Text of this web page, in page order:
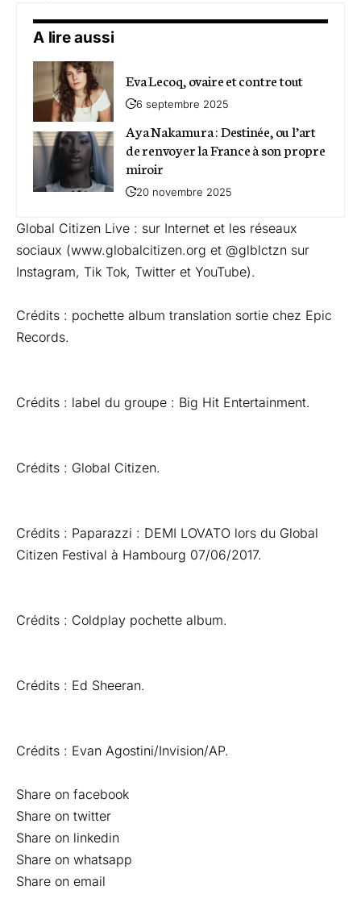
A lire aussi
Eva Lecoq, ovaire et contre tout
6 septembre 2025
Aya Nakamura : Destinée, ou l’art
de renvoyer la France à son propre
miroir
20 novembre 2025
Global Citizen Live : sur Internet et les réseaux
sociaux (www.globalcitizen.org et @glblctzn sur
Instagram, Tik Tok, Twitter et YouTube).
Crédits : pochette album translation sortie chez Epic
Records.
Crédits : label du groupe : Big Hit Entertainment.
Crédits : Global Citizen.
Crédits : Paparazzi : DEMI LOVATO lors du Global
Citizen Festival à Hambourg 07/06/2017.
Crédits : Coldplay pochette album.
Crédits : Ed Sheeran.
Crédits : Evan Agostini/Invision/AP.
Share on facebook
Share on twitter
Share on linkedin
Share on whatsapp
Share on email